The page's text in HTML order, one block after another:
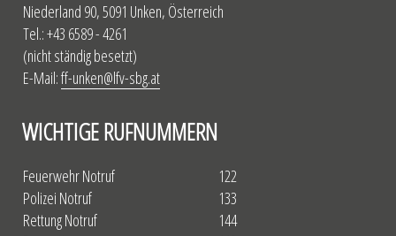
Niederland 90, 5091 Unken, Österreich
Tel.: +43 6589 - 4261
(nicht ständig besetzt)
E-Mail:ff-unken@lfv-sbg.at
WICHTIGE RUFNUMMERN
Feuerwehr Notruf
Polizei Notruf
Rettung Notruf
122
133
144